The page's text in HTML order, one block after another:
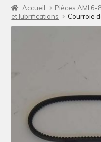
Accueil Pièces AMI 6-
et lubrifications
Courroie